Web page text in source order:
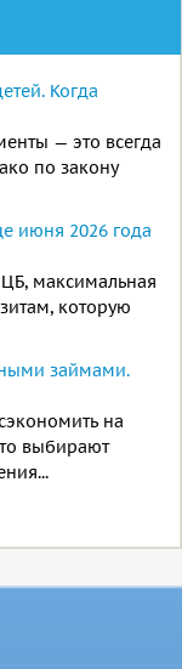
Когда
— это всегда
по закону
июня 2026 года
максимальная
которую
займами.
на
выбирают